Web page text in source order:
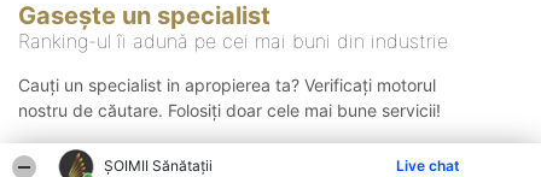
ŞOIMII Sănătații Live chat
Gasește un specialist
Ranking-ul îi adună pe cei mai buni din industrie
Cauți un specialist in apropierea ta? Verificați motorul
nostru de căutare. Folosiți doar cele mai bune servicii!